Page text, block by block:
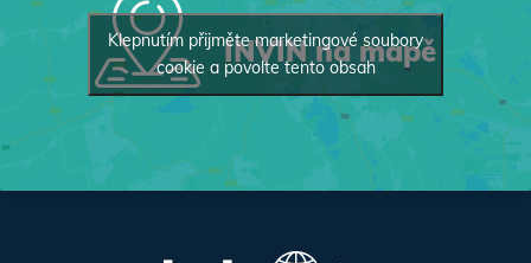
INVIN na mapě
Klepnutím přijměte marketingové soubory
cookie a povolte tento obsah